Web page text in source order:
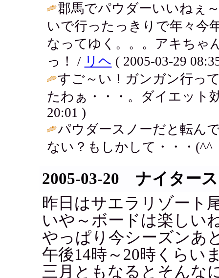
郡馬でパウダーいいねぇ
いで行ったっきりで年々今
なってゆく。。。アキちゃ
っ！ / リヘ ( 2005-03-29
すご～い！ガンガン行っ
たわぁ・・・。ダイエット
20:01 )
パウダースノーだと転ん
ない？もしかして・・・(^^
2005-03-20 ナイター
昨日はサエラリゾート
いや～ボードは楽しい
やっぱり今シーズンあ
午後14時～20時くらい
三月ともなるとそんな